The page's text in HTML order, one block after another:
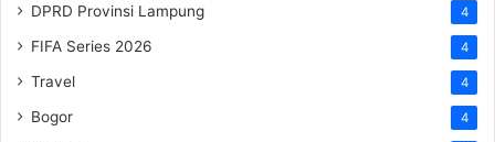
DPRD Provinsi Lampung 4
FIFA Series 2026 4
Travel 4
Bogor 4